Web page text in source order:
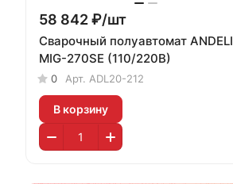
58 842 ₽/шт
Сварочный полуавтомат ANDELI
MIG-270SE (110/220В)
0 Арт. ADL20-212
В корзину